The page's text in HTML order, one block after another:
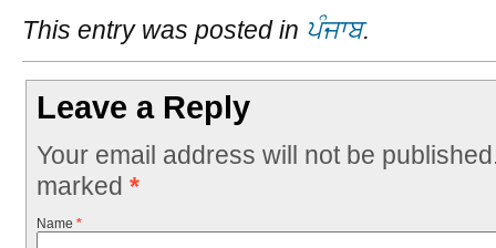
This entry was posted in ਪੰਜਾਬ.
Leave a Reply
Your email address will not be
marked *
Name *